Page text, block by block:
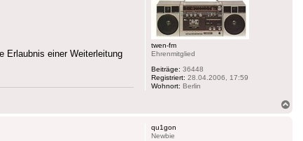
twen-fm
Ehrenmitglied
Beiträge: 36448
Registriert: 28.04.2006, 17:59
Wohnort: Berlin
Erlaubnis einer Weiterleitung
qu1gon
Newbie